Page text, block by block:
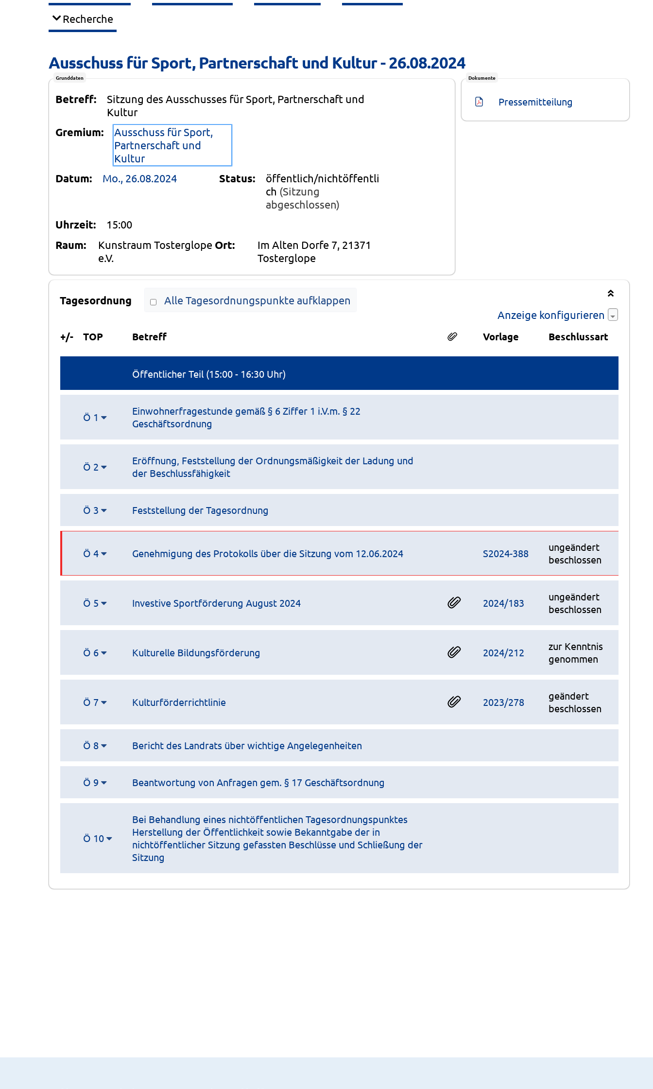
Recherche
Ausschuss für Sport, Partnerschaft und Kultur - 26.08.2024
Grunddaten
Betreff:
Sitzung des Ausschusses für Sport, Partnerschaft und
Kultur
Gremium:
Ausschuss für Sport,
Partnerschaft und
Kultur
Datum: Mo., 26.08.2024 Status:
öffentlich/nichtöffentli
ch (Sitzung
abgeschlossen)
Uhrzeit: 15:00
Raum:
Kunstraum Tosterglope
e.V.
Ort:
Im Alten Dorfe 7, 21371
Tosterglope
Dokumente
Pressemitteilung
Tagesordnung
Alle Tagesordnungspunkte aufklappen
Anzeige konfigurieren
+/- TOP Betreff Vorlage Beschlussart
Öffentlicher Teil (15:00 - 16:30 Uhr)
Ö 1
Einwohnerfragestunde gemäß § 6 Ziffer 1 i.V.m. § 22
Geschäftsordnung
Ö 2
Eröffnung, Feststellung der Ordnungsmäßigkeit der Ladung und
der Beschlussfähigkeit
Ö 3 Feststellung der Tagesordnung
Ö 4 Genehmigung des Protokolls über die Sitzung vom 12.06.2024 S2024-388
ungeändert
beschlossen
Ö 5 Investive Sportförderung August 2024 2024/183
ungeändert
beschlossen
Ö 6 Kulturelle Bildungsförderung 2024/212
zur Kenntnis
genommen
Ö 7 Kulturförderrichtlinie 2023/278
geändert
beschlossen
Ö 8 Bericht des Landrats über wichtige Angelegenheiten
Ö 9 Beantwortung von Anfragen gem. § 17 Geschäftsordnung
Ö 10
Bei Behandlung eines nichtöffentlichen Tagesordnungspunktes
Herstellung der Öffentlichkeit sowie Bekanntgabe der in
nichtöffentlicher Sitzung gefassten Beschlüsse und Schließung der
Sitzung